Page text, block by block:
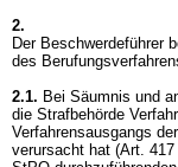
2.
Der Beschwerdeführer
des
2.1. Bei Säumnis und
die Strafbehörde
Verfahrensausgangs
verursacht hat (Art.